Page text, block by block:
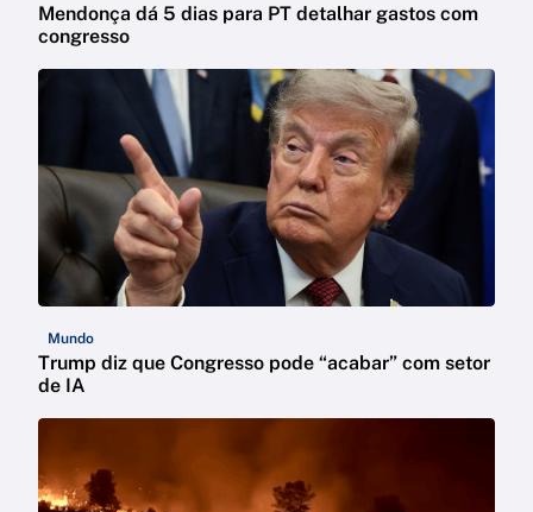
Mendonça dá 5 dias para PT detalhar gastos com
congresso
Mundo
Trump diz que Congresso pode “acabar” com setor
de IA